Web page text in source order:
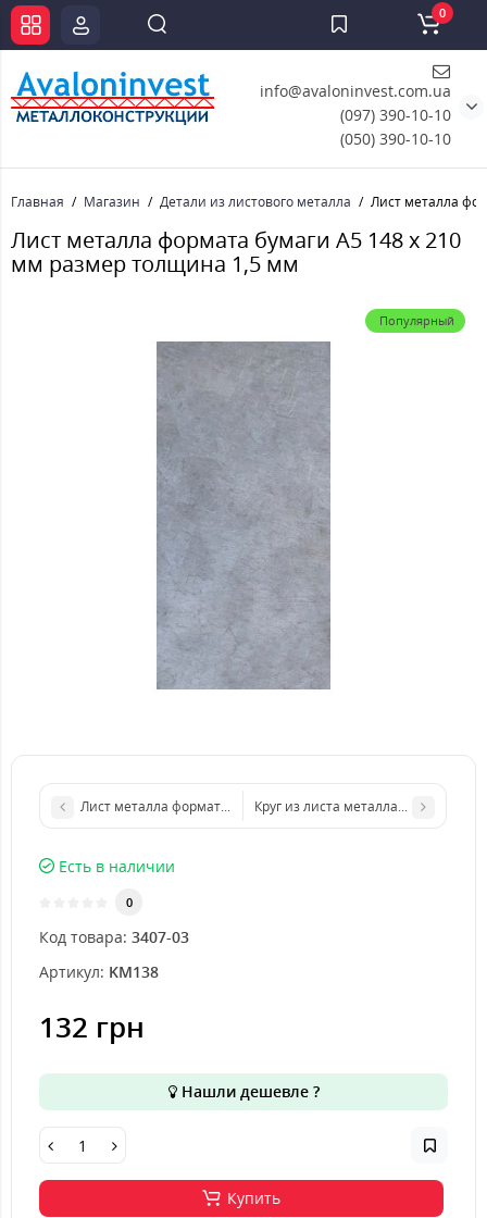
info@avaloninvest.com.ua
(097) 390-10-10
(050) 390-10-10
0
Главная Магазин Детали из листового металла Лист металла
Лист металла формата бумаги А5 148 х 210
мм размер толщина 1,5 мм
Популярный
Лист металла формата бумаги А4 210 х 297 мм размер
Круг из листа металла d 200 мм
Есть в наличии
0
Код товара: 3407-03
Артикул: KM138
132 грн
Нашли дешевле ?
Купить